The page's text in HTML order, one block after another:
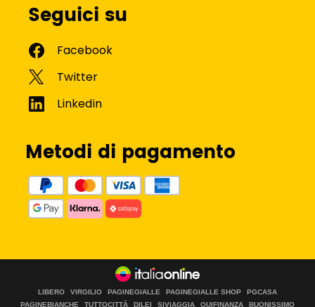
Seguici su
Metodi di pagamento
LIBERO VIRGILIO PAGINEGIALLE PAGINEGIALLE SHOP
PGCASA
PAGINEBIANCHE
TUTTOCITTÀ DILEI SIVIAGGIA QUIFINANZA BUONISSIMO